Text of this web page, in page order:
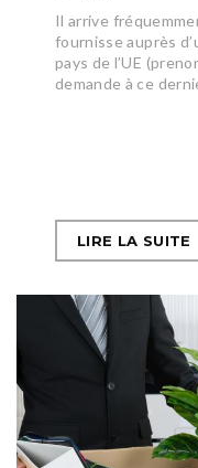
Il arrive
fournisse auprès
pays de l’UE
demande à ce
LIRE LA SUITE